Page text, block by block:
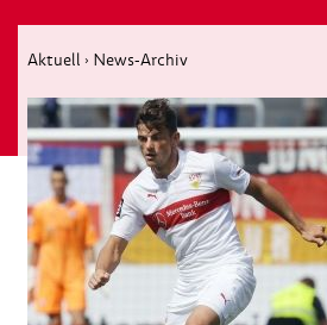
Aktuell › News-Archiv